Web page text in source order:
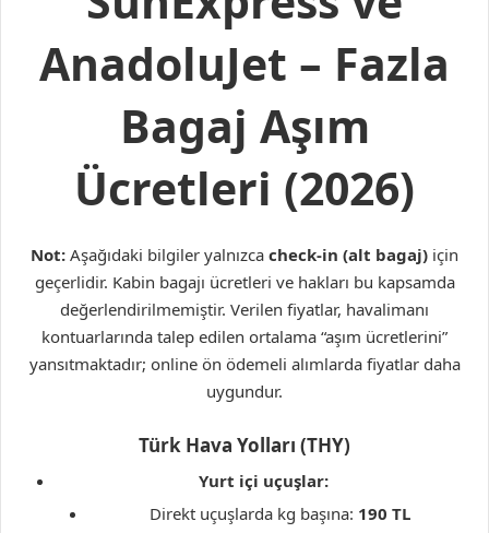
AnadoluJet – Fazla
Bagaj Aşım
Ücretleri (2026)
Not: Aşağıdaki bilgiler yalnızca check-in (alt bagaj) için
geçerlidir. Kabin bagajı ücretleri ve hakları bu kapsamda
değerlendirilmemiştir. Verilen fiyatlar, havalimanı
kontuarlarında talep edilen ortalama “aşım ücretlerini”
yansıtmaktadır; online ön ödemeli alımlarda fiyatlar daha
uygundur.
Türk Hava Yolları (THY)
Yurt içi uçuşlar:
Direkt uçuşlarda kg başına: 190 TL